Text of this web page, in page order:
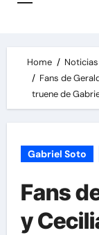
Home
Noticias
Fans de
truene de
Gabriel Soto
Fans
y